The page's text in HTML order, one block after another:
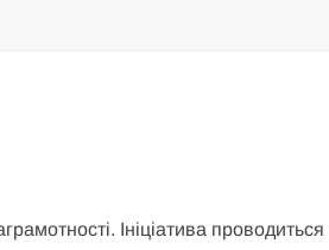
Ініціатива проводиться